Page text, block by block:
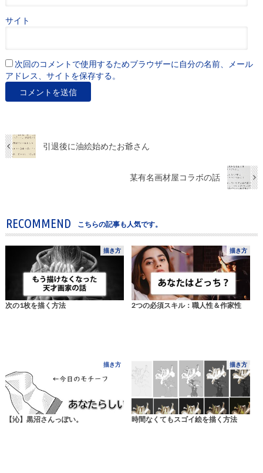
サイト
次回のコメントで使用するためブラウザーに自分の名前、メール
アドレス、サイトを保存する。
引退後に油絵始めたお爺さん
某有名画材屋コラボの話
RECOMMEND こちらの記事も人気です。
描き方
次の1枚を描く方法
描き方
2つの必須スキル：職人性＆作家性
描き方
【沁】黒沼さんっぽい。
描き方
時間なくてもスゴイ絵を描く方法